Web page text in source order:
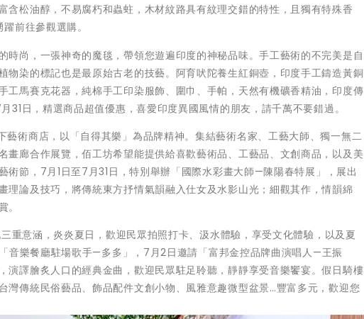
含松油醇，不易腐朽和蟲蛀，木材紋路具有紋理交錯的特性，且獨有特殊香
前往參觀選購。
時尚，一張神奇的魔毯，帶領您遊遍印度的神秘品味。手工藝術的不完美是自
物染的標記也是最原始古老的技藝。阿育吠陀養生紅銅壺，印度手工鑄造黃銅
工馬賽克花器，純棉手工印染服飾、圍巾、手帕，天然有機礦香精油，印度傳
日，精選商品超值優惠，喜愛印度異國風情的朋友，請千萬不要錯過。
藝術商店，以「自得其樂」為品牌精神。集結藝術名家、工藝大師、獨一無二
畫廊合作展覽，佰工坊希望能提供給喜歡藝術品、工藝品、文創商品，以及美
術節，7月1日至7月31日，特別舉辦「國際水彩畫大師—陳陽春特展」，展出
理論及技巧，將傳統東方抒情氣韻融入仕女及水影山光；細觀其作，情韻綿
重意涵，炎炎夏日，歡迎民眾拍照打卡、汲水體驗，享受文化體驗，以及夏
音樂餐廳駐場歌手—多多」，7月2日邀請「富邦金控品牌曲演唱人—王振
演譯膾炙人口的經典金曲，歡迎民眾駐足聆聽，靜靜享受音樂饗宴。假日騎樓
灣傳統民俗藝品、飾品配件文創小物、風雅意趣微型盆景…豐富多元，歡迎您